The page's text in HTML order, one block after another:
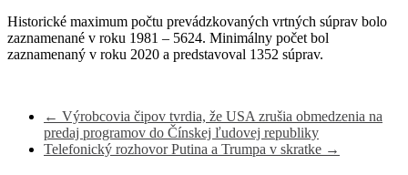
Historické maximum počtu prevádzkovaných vrtných súprav bolo
zaznamenané v roku 1981 – 5624. Minimálny počet bol
zaznamenaný v roku 2020 a predstavoval 1352 súprav.
← Výrobcovia čipov tvrdia, že USA zrušia obmedzenia na
predaj programov do Čínskej ľudovej republiky
Telefonický rozhovor Putina a Trumpa v skratke →